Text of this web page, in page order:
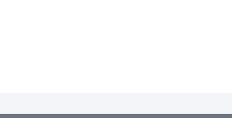
КРЕСТА (МККК) ЦЕНТРАЛЬНОЙ АЗИИ ИИ